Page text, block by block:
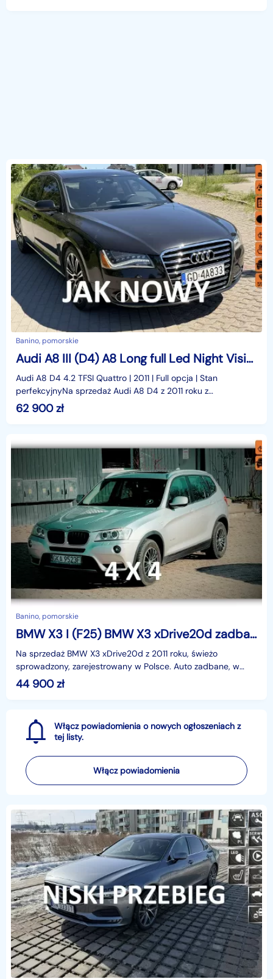
Banino, pomorskie
Audi A8 III (D4) A8 Long full Led Night Vision Masaże itd
Audi A8 D4 4.2 TFSI Quattro | 2011 | Full opcja | Stan
perfekcyjnyNa sprzedaż Audi A8 D4 z 2011 roku z
niezawodnym i wyjątkowo dynamicznym silnikiem 4.2 TFSI
Qu
62 900zł
Banino, pomorskie
BMW X3 I (F25) BMW X3 xDrive20d zadbany
Na sprzedaż BMW X3 xDrive20d z 2011 roku, świeżo
sprowadzony, zarejestrowany w Polsce. Auto zadbane, w
bardzo dobrym stanie technicznym i wizualnym. Przebieg 18
44 900zł
Włącz powiadomienia o nowych ogłoszeniach z
tej listy.
Włącz powiadomienia